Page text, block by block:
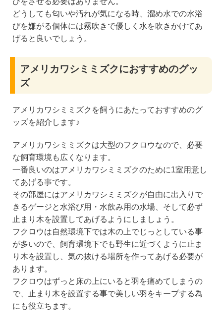
どうしても匂いや汚れが気になる時、溜め水での水浴
びを嫌がる個体には霧吹きで優しく水を吹きかけてあ
げると良いでしょう。
アメリカワシミミズクにおすすめのグッ
ズ
アメリカワシミミズクを飼うにあたっておすすめのグ
ッズを紹介します♪
アメリカワシミミズクは大型のフクロウなので、必要
な飼育環境も広くなります。
一番良いのはアメリカワシミミズクのために1室用意し
てあげる事です。
その部屋にはアメリカワシミミズクが自由に出入りで
きるゲージと水浴び用・水飲み用の水場、そして必ず
止まり木を設置してあげるようにしましょう。
フクロウは自然環境下では木の上でじっとしている事
が多いので、飼育環境下でも野生に近づくように止ま
り木を設置し、気の抜ける場所を作ってあげる必要が
あります。
フクロウはずっと床の上にいると羽を痛めてしまうの
で、止まり木を設置する事で美しい羽をキープする為
にも役立ちます。